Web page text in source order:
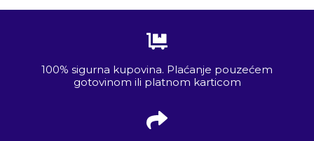
100% sigurna kupovina. Plaćanje pouzećem
gotovinom ili platnom karticom